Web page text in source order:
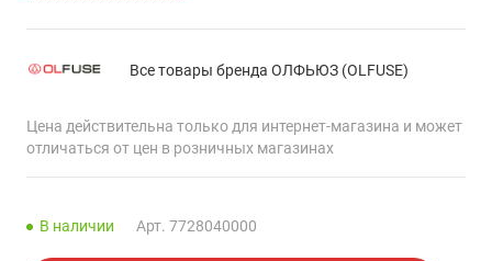
Все товары бренда ОЛФЬЮЗ (OLFUSE)
Цена действительна только для интернет-магазина и может
отличаться от цен в розничных магазинах
В наличии Арт. 7728040000